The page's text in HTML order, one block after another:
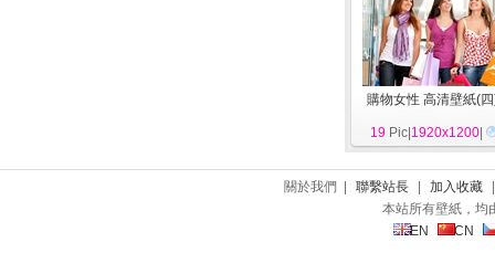
購物女性 高清壁紙(
19 Pic| 1920x1200
關於我們 | 聯繫站長 加入收藏
本站所有壁紙，均
EN
CN